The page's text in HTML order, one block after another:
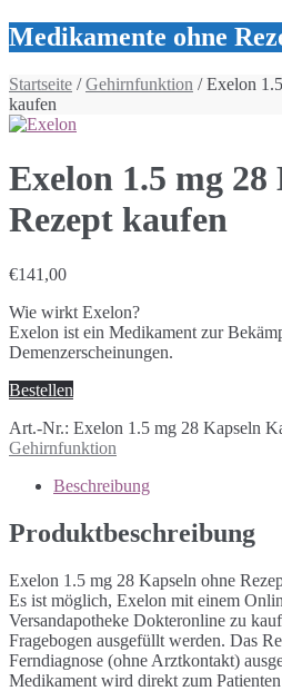
Medikamente ohne
Startseite /Gehirnfunktion / Exelon
kaufen
Exelon 1.5 mg 28
Rezept kaufen
€141,00
Wie wirkt Exelon?
Exelon ist ein Medikament zur
Demenzerscheinungen.
Bestellen
Art.-Nr.: Exelon 1.5 mg 28 Kapseln
Gehirnfunktion
Beschreibung
Produktbeschreibung
Exelon 1.5 mg 28 Kapseln ohne
Es ist möglich, Exelon mit einem
Versandapotheke Dokteronline zu
Fragebogen ausgefüllt werden. Das
Ferndiagnose (ohne Arztkontakt)
Medikament wird direkt zum